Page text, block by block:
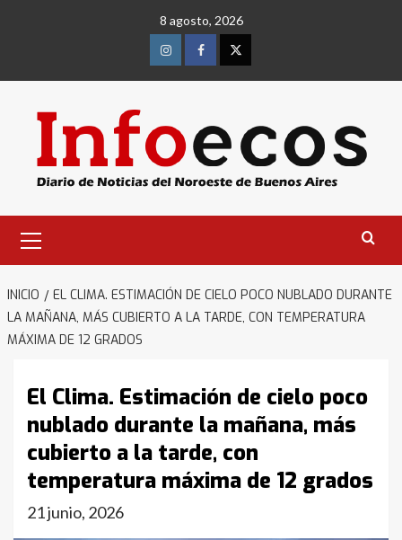
8 agosto, 2026
InstagramFacebookTwitter
primario
INICIO
EL CLIMA. ESTIMACIÓN DE CIELO POCO NUBLADO DURANTE
LA MAÑANA, MÁS CUBIERTO A LA TARDE, CON TEMPERATURA
MÁXIMA DE 12 GRADOS
El Clima. Estimación de cielo poco
nublado durante la mañana, más
cubierto a la tarde, con
temperatura máxima de 12 grados
21 junio, 2026